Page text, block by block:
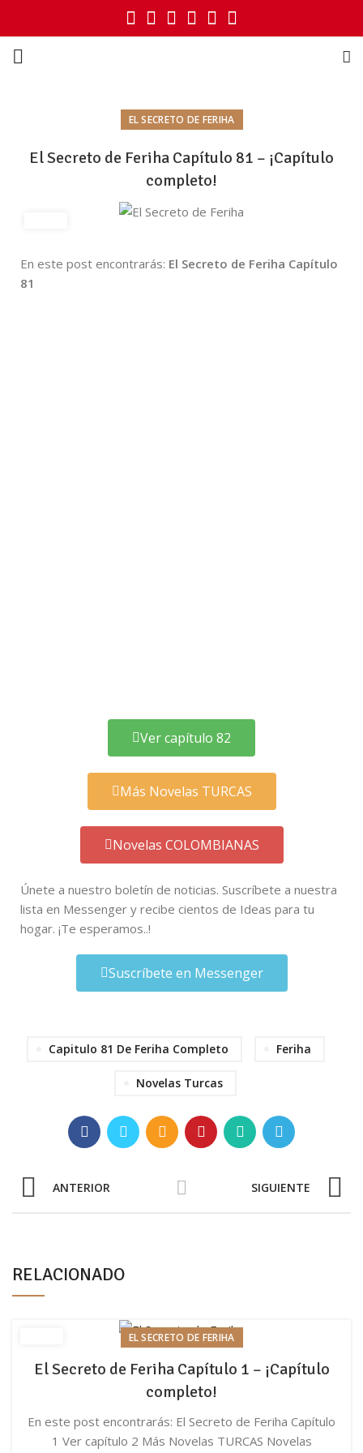
EL SECRETO DE FERIHA
El Secreto de Feriha Capítulo 81 – ¡Capítulo
completo!
En este post encontrarás: El Secreto de Feriha Capítulo
81
Ver capítulo 82
Más Novelas TURCAS
Novelas COLOMBIANAS
Únete a nuestro boletín de noticias. Suscríbete a nuestra
lista en Messenger y recibe cientos de Ideas para tu
hogar. ¡Te esperamos..!
Suscríbete en Messenger
Capitulo 81 De Feriha Completo Feriha
Novelas Turcas
ANTERIOR SIGUIENTE
RELACIONADO
EL SECRETO DE FERIHA
El Secreto de Feriha Capítulo 1 – ¡Capítulo
completo!
En este post encontrarás: El Secreto de Feriha Capítulo
1 Ver capítulo 2 Más Novelas TURCAS Novelas